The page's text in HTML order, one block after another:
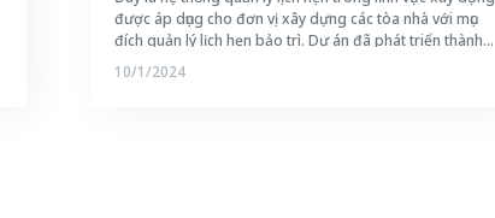
được áp dụng cho đơn vị xây dựng các tòa nhà với mục
đích quản lý lịch hẹn bảo trì. Dự án đã phát triển thành
công và được đưa vào sử dụng cho hơn 100 tòa nhà
chung cư tại Nhật Bản.
10/1/2024